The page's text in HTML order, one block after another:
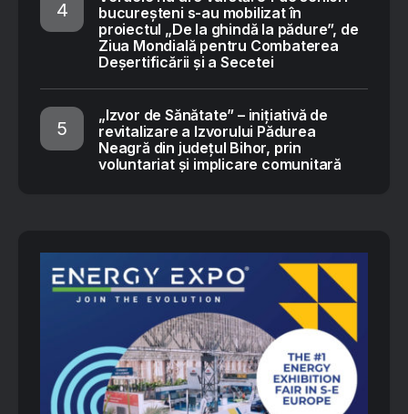
bucureșteni s-au mobilizat în
proiectul „De la ghindă la pădure”, de
Ziua Mondială pentru Combaterea
Deșertificării și a Secetei
„Izvor de Sănătate” – inițiativă de
revitalizare a Izvorului Pădurea
Neagră din județul Bihor, prin
voluntariat și implicare comunitară